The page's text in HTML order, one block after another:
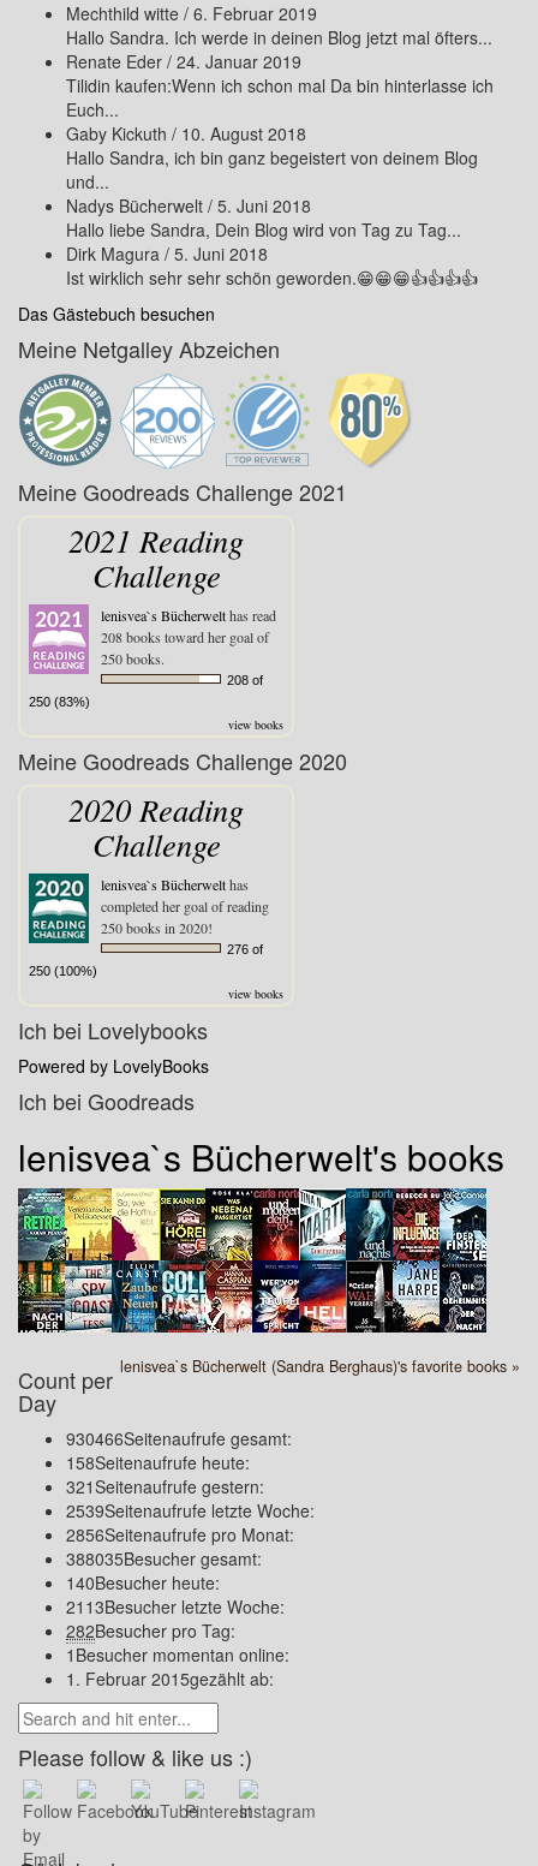
Mechthild witte / 6. Februar 2019
Hallo Sandra. Ich werde in deinen Blog jetzt mal öfters...
Renate Eder / 24. Januar 2019
Tilidin kaufen:Wenn ich schon mal Da bin hinterlasse ich
Euch...
Gaby Kickuth / 10. August 2018
Hallo Sandra, ich bin ganz begeistert von deinem Blog
und...
Nadys Bücherwelt / 5. Juni 2018
Hallo liebe Sandra, Dein Blog wird von Tag zu Tag...
Dirk Magura / 5. Juni 2018
Ist wirklich sehr sehr schön geworden.😁😁😁👍👍👍👍
Das Gästebuch besuchen
Meine Netgalley Abzeichen
Meine Goodreads Challenge 2021
2021 Reading
Challenge
lenisvea`s Bücherwelthas read
208 books toward her goal of
250 books.
208 of
250 (83%)
view books
Meine Goodreads Challenge 2020
2020 Reading
Challenge
lenisvea`s Bücherwelthas
completed her goal of reading
250 books in 2020!
276 of
250 (100%)
view books
Ich bei Lovelybooks
Powered by LovelyBooks
Ich bei Goodreads
lenisvea`s Bücherwelt's books
lenisvea`s Bücherwelt (Sandra Berghaus)'s favorite books »
Count per
Day
930466Seitenaufrufe gesamt:
158Seitenaufrufe heute:
321Seitenaufrufe gestern:
2539Seitenaufrufe letzte Woche:
2856Seitenaufrufe pro Monat:
388035Besucher gesamt:
140Besucher heute:
2113Besucher letzte Woche:
282Besucher pro Tag:
1 Besucher momentan online:
1. Februar 2015gezählt ab:
Please follow & like us :)